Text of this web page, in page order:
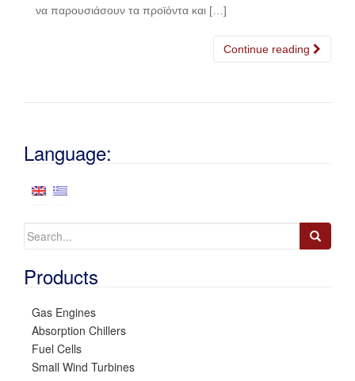
να παρουσιάσουν τα προϊόντα και […]
Continue reading
Language:
Search
Products
Gas Engines
Absorption Chillers
Fuel Cells
Small Wind Turbines